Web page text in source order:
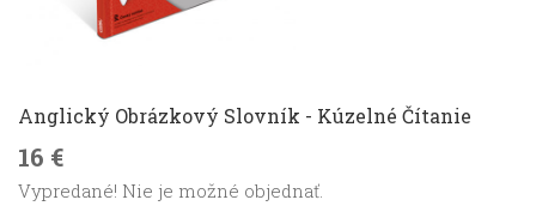
Anglický Obrázkový Slovník - Kúzelné Čítanie
16 €
Vypredané! Nie je možné objednať.